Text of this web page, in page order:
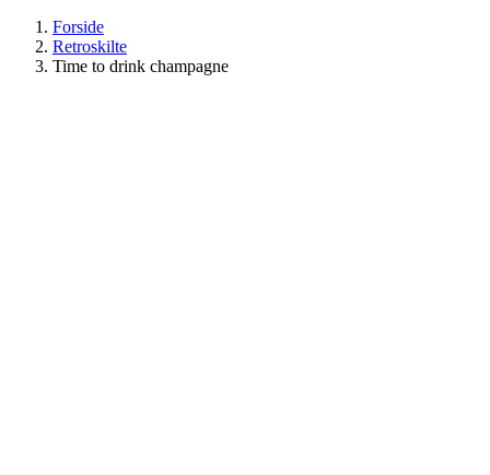
Forside
Retroskilte
Time to drink champagne